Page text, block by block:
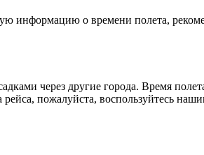
информацию о времени полета,
через другие города. Время полета
пожалуйста, воспользуйтесь